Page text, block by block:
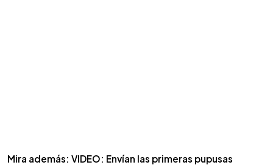
Mira además: VIDEO: Envían las primeras pupusas